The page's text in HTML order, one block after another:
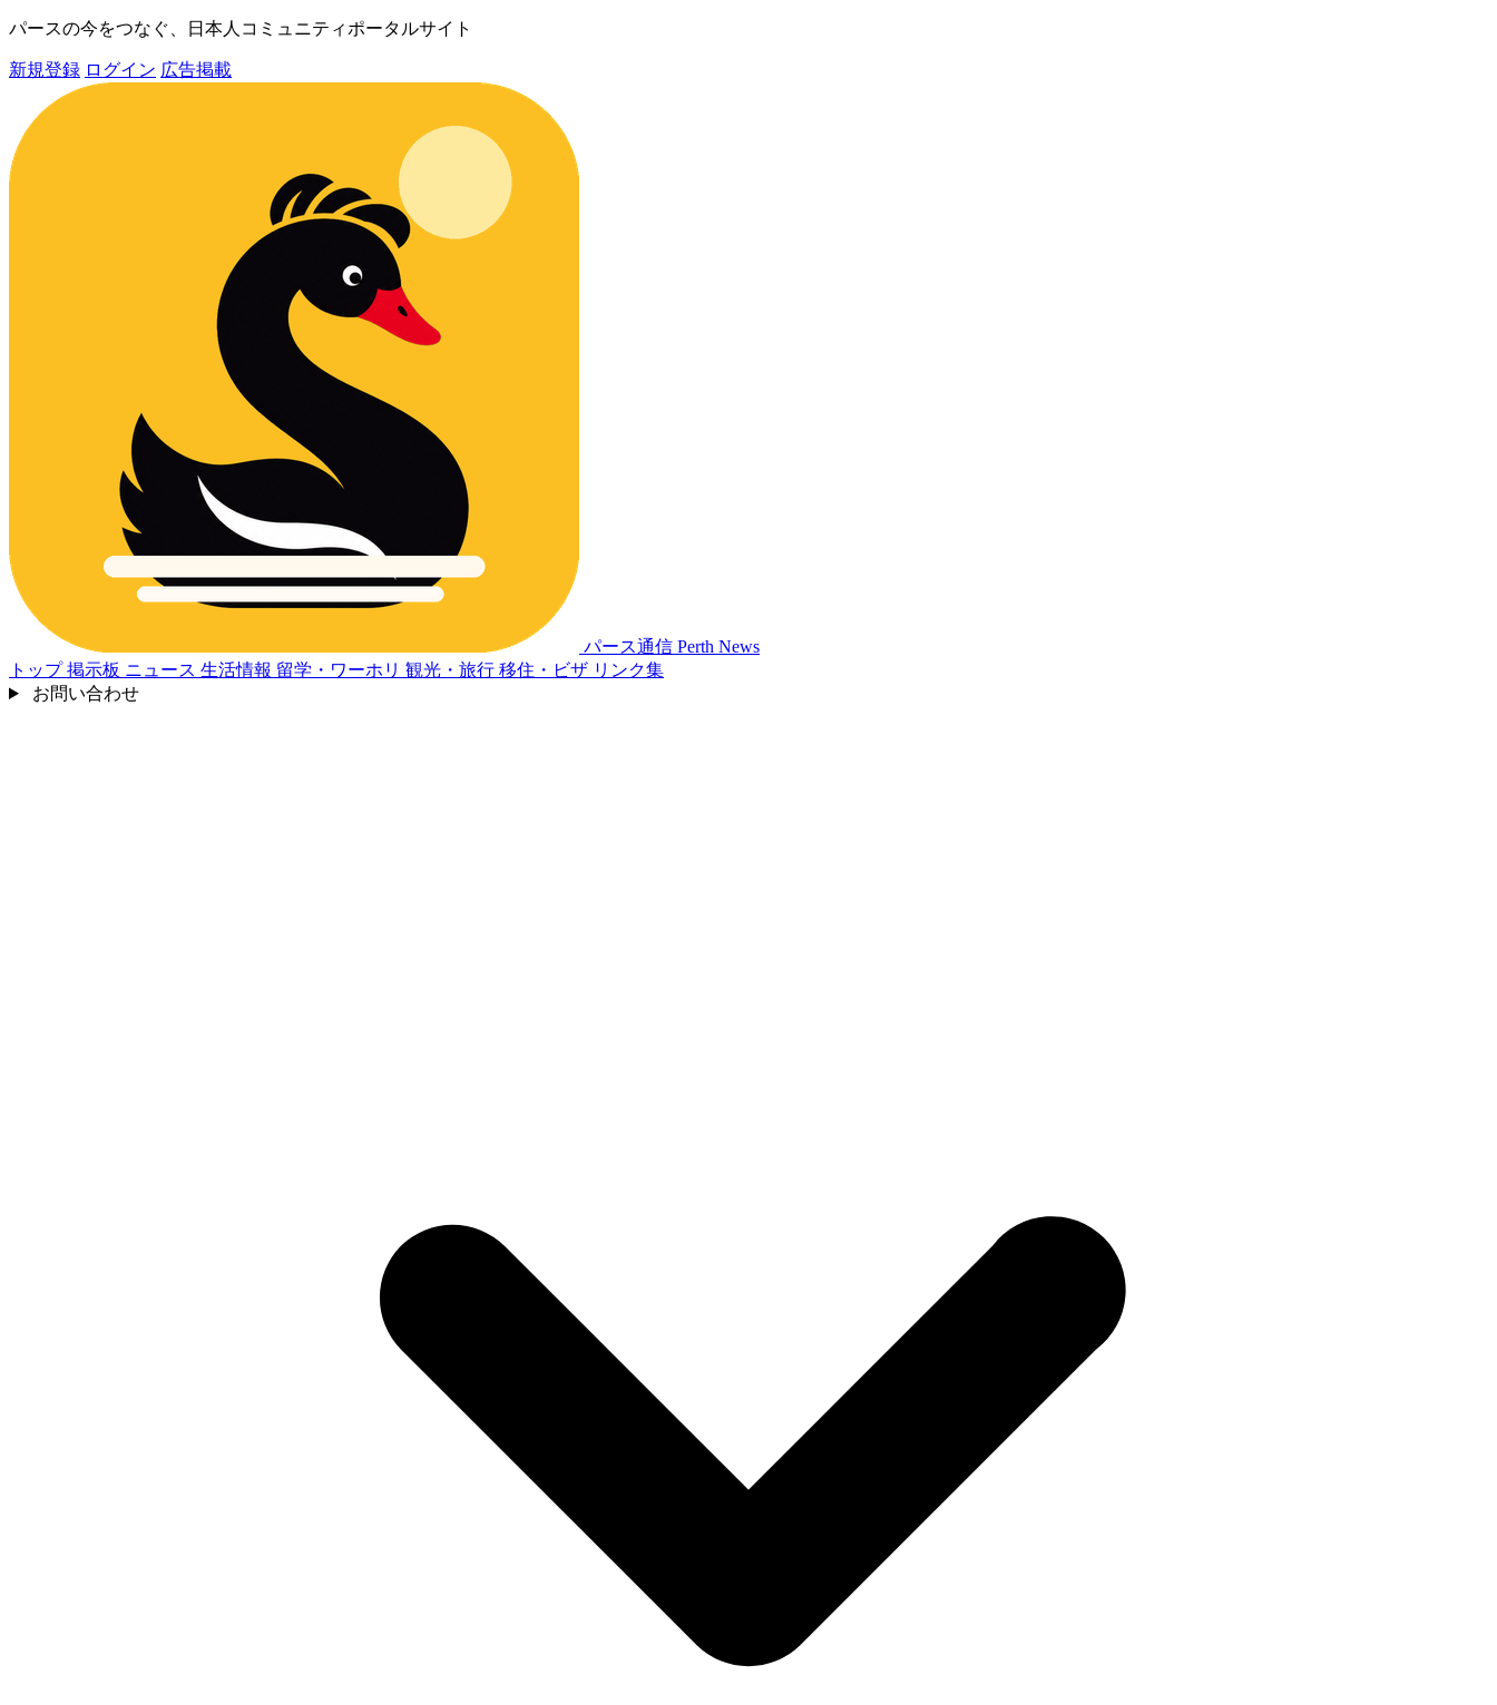
パースの今をつなぐ、日本人コミュニティポータルサイト
新規登録 ログイン 広告掲載
パース通信 Perth News
トップ掲示板 ニュース 生活情報 留学・ワーホリ 観光・旅行 移住・ビザ リンク集
お問い合わせ